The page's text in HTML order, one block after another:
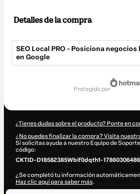
Detalles de la compra
SEO Local PRO - Posiciona negocios
en Google
protegido por
¿Tienes dudas sobre el producto? Ponte en
¿No puedes finalizar la compra? Visita
Si solicitas ayuda a nuestro Equipo de
código:
CKTID-D18582385Wbif0dqth1-
¿Se completó tu información
Haz clic aquí para saber más.